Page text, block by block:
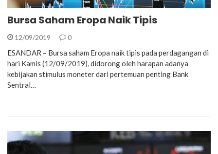
Bursa Saham Eropa Naik Tipis
12/09/2019 0
ESANDAR – Bursa saham Eropa naik tipis pada perdagangan di
hari Kamis (12/09/2019), didorong oleh harapan adanya
kebijakan stimulus moneter dari pertemuan penting Bank
Sentral…